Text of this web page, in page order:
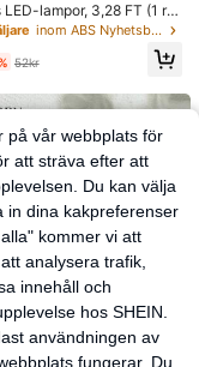
LED-lampor, 3,28 FT (1 rul
FT (2 rullar) RGB LED Stri
med IR 44 nycklar fjärrko
5V LED Strip-lampor me
inom ABS Nyhetsbelysning
52kr
på vår webbplats för
att sträva efter att
Du kan välja
in dina kakpreferenser
kommer vi att
analysera trafik,
innehåll och
hos SHEIN.
användningen av
fungerar. Du